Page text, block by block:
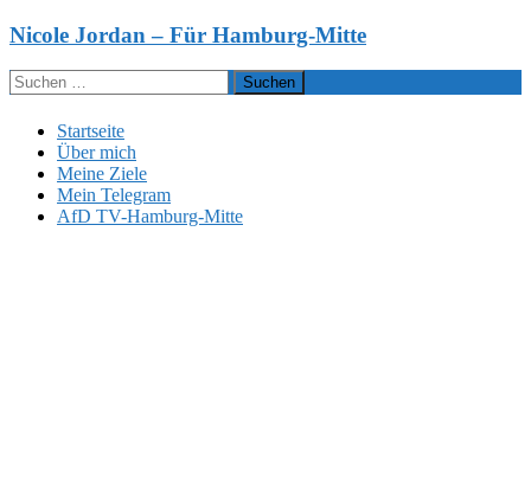
Zum
springen
Nicole Jordan – Für Hamburg-Mitte
Suchen
nach:
Startseite
Über mich
Meine Ziele
Mein Telegram
AfD TV-Hamburg-Mitte